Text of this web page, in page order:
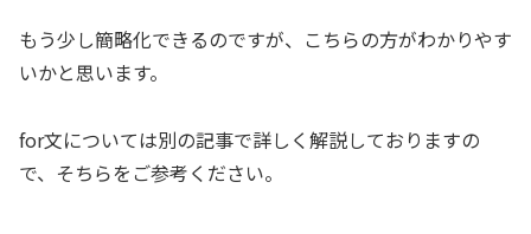
もう少し簡略化できるのですが、こちらの方がわかりやす
いかと思います。
for文については別の記事で詳しく解説しておりますの
で、そちらをご参考ください。